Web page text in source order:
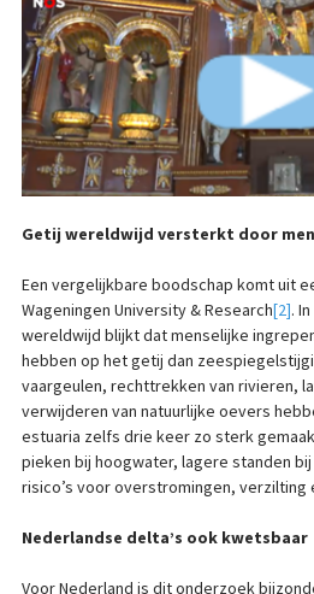
Getij wereldwijd versterkt door
Een vergelijkbare boodschap komt uit
Wageningen University & Research[2].
wereldwijd blijkt dat menselijke
hebben op het getij dan
vaargeulen, rechttrekken van rivieren,
verwijderen van natuurlijke oevers
estuaria zelfs drie keer zo sterk
pieken bij hoogwater, lagere standen
risico’s voor overstromingen, verzilting
Nederlandse delta’s ook kwetsbaar
Voor Nederland is dit onderzoek